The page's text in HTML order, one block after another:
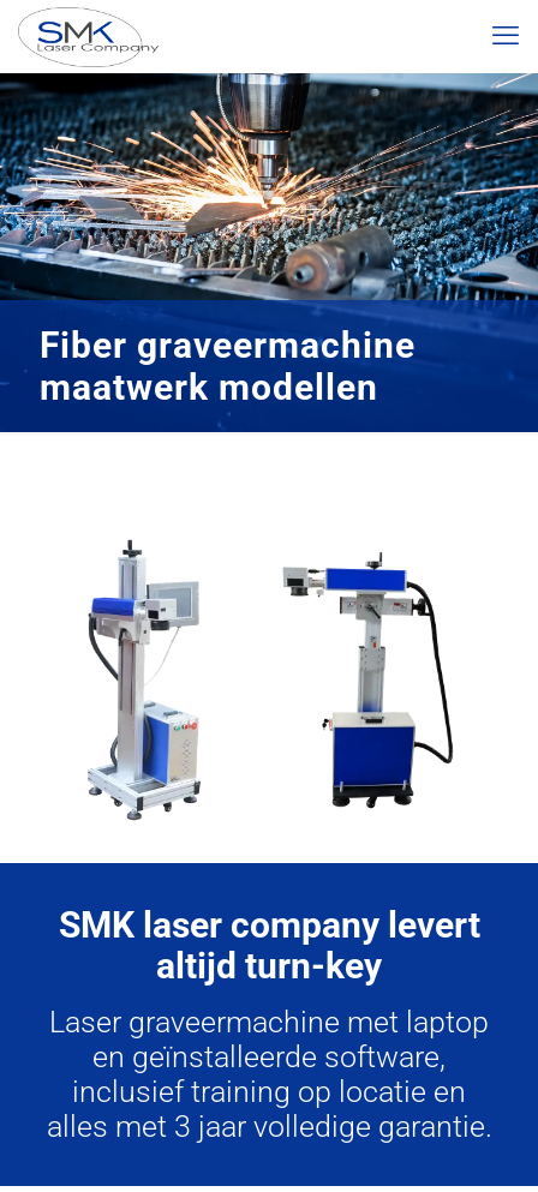
Fiber graveermachine
maatwerk modellen
SMK laser company levert
altijd turn-key
Laser graveermachine met laptop
en geïnstalleerde software,
inclusief training op locatie en
alles met 3 jaar volledige garantie.